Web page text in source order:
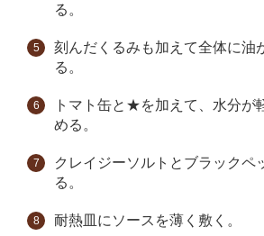
る。
刻んだくるみも加えて全体に油
る。
トマト缶と★を加えて、水分が
める。
クレイジーソルトとブラックペ
る。
耐熱皿にソースを薄く敷く。